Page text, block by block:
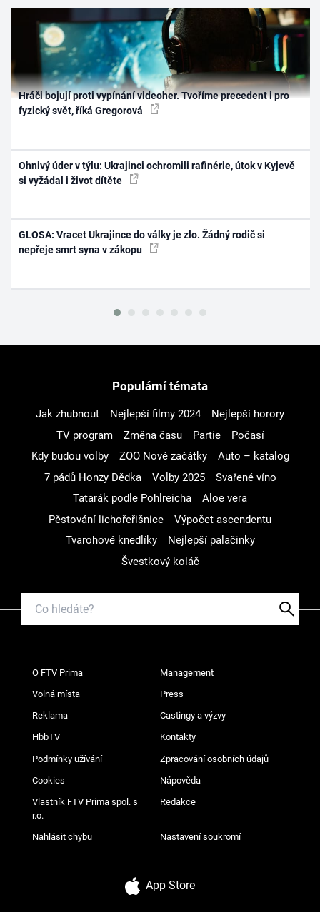
Hráči bojují proti vypínání videoher. Tvoříme precedent i pro
fyzický svět, říká Gregorová
Ohnivý úder v týlu: Ukrajinci ochromili rafinérie, útok v Kyjevě
si vyžádal i život dítěte
GLOSA: Vracet Ukrajince do války je zlo. Žádný rodič si
nepřeje smrt syna v zákopu
Populární témata
Jak zhubnout Nejlepší filmy 2024
Nejlepší horory
TV program
Změna času Partie
Počasí
Kdy budou volby
ZOO Nové začátky
Auto – katalog
7 pádů Honzy Dědka
Volby 2025
Svařené víno
Tatarák podle Pohlreicha
Aloe vera
Pěstování lichořeřišnice
Výpočet ascendentu
Tvarohové knedlíky
Nejlepší palačinky
Švestkový koláč
O FTV Prima Management
Volná místa Press
Reklama Castingy a výzvy
HbbTV Kontakty
Podmínky užívání Zpracování osobních údajů
Cookies Nápověda
Vlastník FTV Prima spol. s
r.o.
Redakce
Nahlásit chybu Nastavení soukromí
App Store